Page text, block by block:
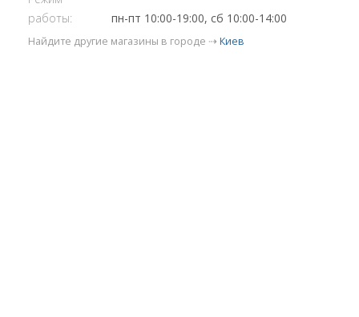
работы:
пн-пт 10:00-19:00, сб 10:00-14:00
Найдите другие магазины в городе ⇢ Киев